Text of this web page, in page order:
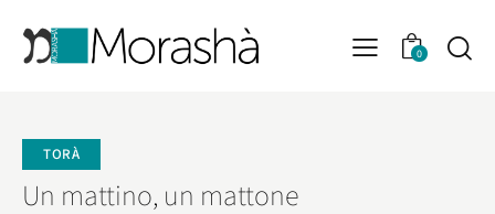
0
TORÀ
Un mattino, un mattone